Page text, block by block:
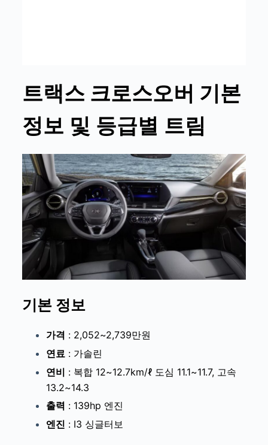
트랙스 크로스오버 기본
정보 및 등급별 트림
기본 정보
가격 : 2,052~2,739만원
연료 : 가솔린
연비 : 복합 12~12.7km/ℓ 도심 11.1~11.7, 고속
13.2~14.3
출력 : 139hp 엔진
엔진 : I3 싱글터보